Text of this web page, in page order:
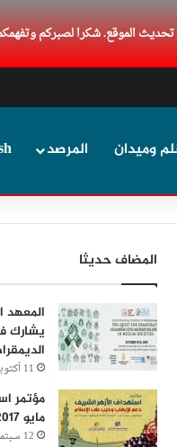
تحديث الموقع. شكرا لصبركم
وميدان المرصد
المضاف حديثا
المعهد
يشارك
11 أكتوبر 2019
مؤتمر
مايو 2017
12 سبتمبر 2018